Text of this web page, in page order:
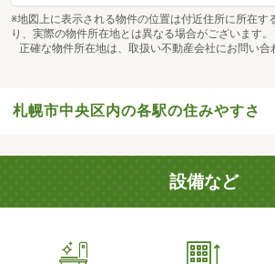
※地図上に表示される物件の位置は付近住所に所在す
り、実際の物件所在地とは異なる場合がございます。
正確な物件所在地は、取扱い不動産会社にお問い合
札幌市中央区内の各駅の住みやすさ
設備など